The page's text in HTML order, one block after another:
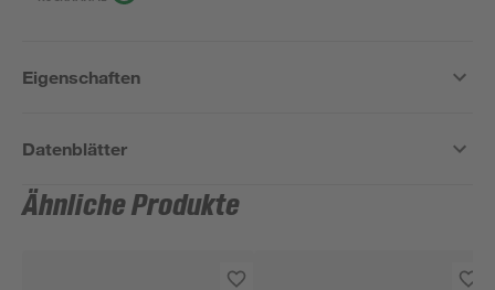
Eigenschaften
Datenblätter
Ähnliche Produkte